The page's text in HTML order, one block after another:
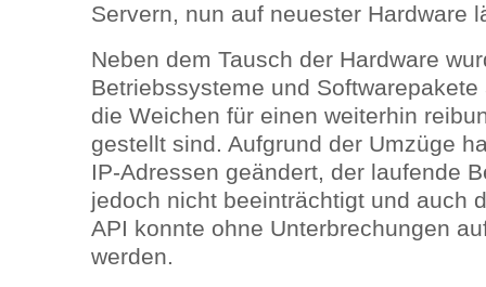
Servern, nun auf neuester Hardware
Neben dem Tausch der Hardware
Betriebssysteme und
die Weichen für einen weiterhin
gestellt sind. Aufgrund der Umzüge
IP-Adressen geändert, der laufende
jedoch nicht beeinträchtigt und auch
API konnte ohne Unterbrechungen
werden.